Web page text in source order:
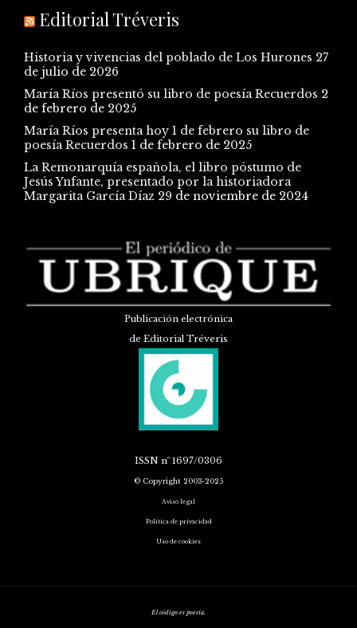
Editorial Tréveris
Historia y vivencias del poblado de Los Hurones 27
de julio de 2026
María Ríos presentó su libro de poesía Recuerdos 2
de febrero de 2025
María Ríos presenta hoy 1 de febrero su libro de
poesía Recuerdos 1 de febrero de 2025
La Remonarquía española, el libro póstumo de
Jesús Ynfante, presentado por la historiadora
Margarita García Díaz 29 de noviembre de 2024
Publicación electrónica
de Editorial Tréveris
ISSN nº 1697/0306
© Copyright 2003-2025
Aviso legal
Política de privacidad
Uso de cookies
El código es poesía.